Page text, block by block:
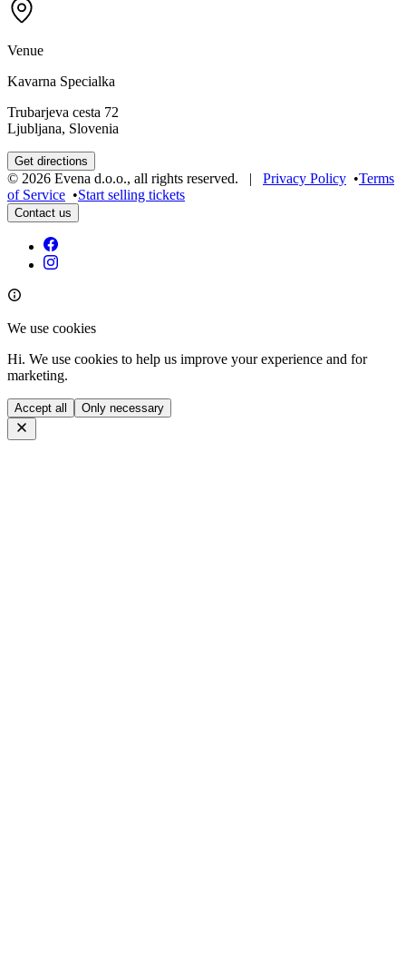
Venue
Kavarna Specialka
Trubarjeva cesta 72
Ljubljana, Slovenia
Get directions
© 2026 Evena d.o.o., all rights reserved. | Privacy Policy •Terms
of Service •Start selling tickets
Contact us
We use cookies
Hi. We use cookies to help us improve your experience and for
marketing.
Accept all Only necessary